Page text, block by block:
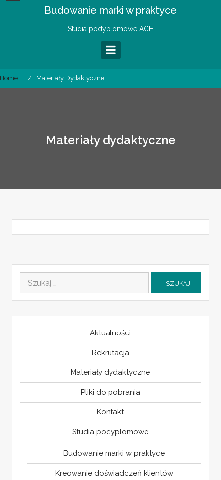
Budowanie marki w praktyce
Studia podyplomowe AGH
Home Materiały Dydaktyczne
Materiały dydaktyczne
Aktualności
Rekrutacja
Materiały dydaktyczne
Pliki do pobrania
Kontakt
Studia podyplomowe
Budowanie marki w praktyce
Kreowanie doświadczeń klientów